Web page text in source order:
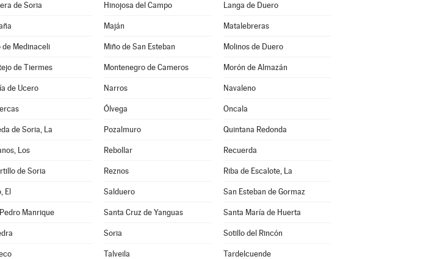
de Soria Hinojosa del Campo Langa de Duero
Maján Matalebreras
de Medinaceli Miño de San Esteban Molinos de Duero
de Tiermes Montenegro de Cameros Morón de Almazán
de Ucero Narros Navaleno
Ólvega Oncala
de Soria, La Pozalmuro Quintana Redonda
Los Rebollar Recuerda
de Soria Reznos Riba de Escalote, La
El Salduero San Esteban de Gormaz
Manrique Santa Cruz de Yanguas Santa María de Huerta
Soria Sotillo del Rincón
Talveila Tardelcuende